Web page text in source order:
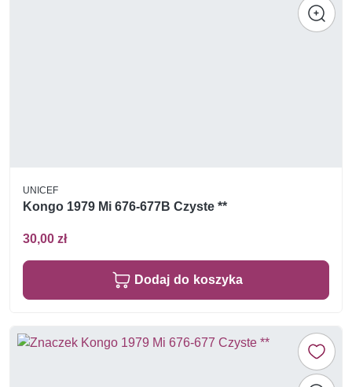
UNICEF
Kongo 1979 Mi 676-677B Czyste **
30,00 zł
Dodaj do koszyka